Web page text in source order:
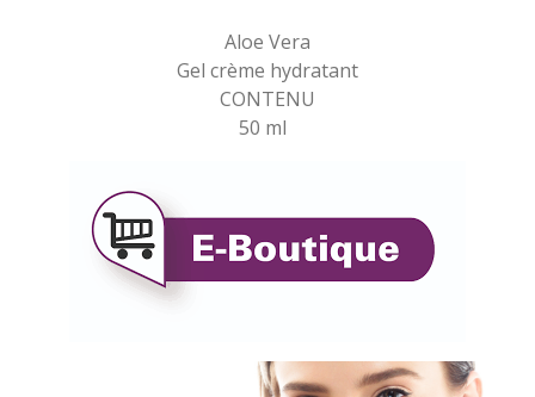
Aloe Vera
Gel crème hydratant
CONTENU
50 ml